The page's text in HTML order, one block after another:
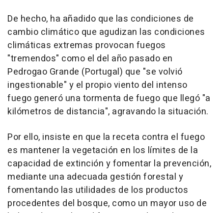
De hecho, ha añadido que las condiciones de
cambio climático que agudizan las condiciones
climáticas extremas provocan fuegos
"tremendos" como el del año pasado en
Pedrogao Grande (Portugal) que "se volvió
ingestionable" y el propio viento del intenso
fuego generó una tormenta de fuego que llegó "a
kilómetros de distancia", agravando la situación.
Por ello, insiste en que la receta contra el fuego
es mantener la vegetación en los límites de la
capacidad de extinción y fomentar la prevención,
mediante una adecuada gestión forestal y
fomentando las utilidades de los productos
procedentes del bosque, como un mayor uso de